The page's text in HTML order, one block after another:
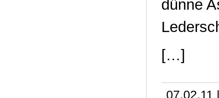
dünne
[…]
07.02.11